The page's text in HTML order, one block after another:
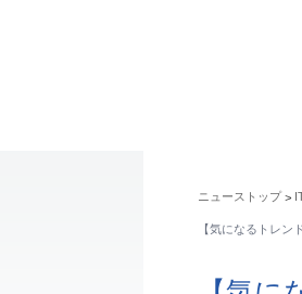
ニューストップ >
【気になるトレン